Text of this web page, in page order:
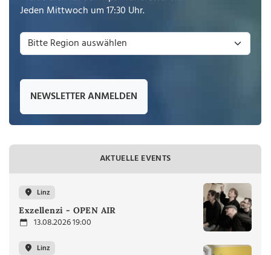
Jeden Mittwoch um 17:30 Uhr.
NEWSLETTER ANMELDEN
AKTUELLE EVENTS
Linz
Exzellenzi - OPEN AIR
13.08.2026 19:00
Linz